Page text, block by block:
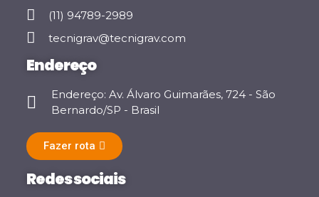
(11) 94789-2989
tecnigrav@tecnigrav.com
Endereço
Endereço: Av. Álvaro Guimarães, 724 - São
Bernardo/SP - Brasil
Fazer rota
Redes sociais